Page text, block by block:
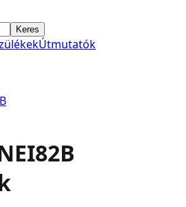
Keres
Útmutatók